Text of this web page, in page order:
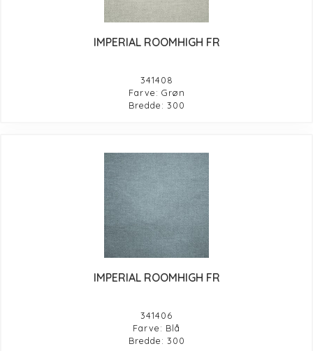
IMPERIAL ROOMHIGH FR
341408
Farve: Grøn
Bredde: 300
IMPERIAL ROOMHIGH FR
341406
Farve: Blå
Bredde: 300